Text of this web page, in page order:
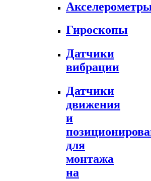
Гироскопы
Датчики
вибрации
Датчики
движения
и
для
монтажа
на